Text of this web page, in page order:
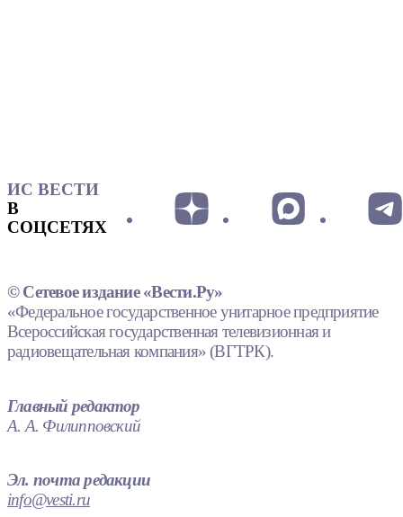
ИС ВЕСТИ
В
СОЦСЕТЯХ
© Сетевое издание «Вести.Ру»
«Федеральное государственное унитарное предприятие
Всероссийская государственная телевизионная и
радиовещательная компания» (ВГТРК).
Главный редактор
А. А. Филипповский
Эл. почта редакции
info@vesti.ru